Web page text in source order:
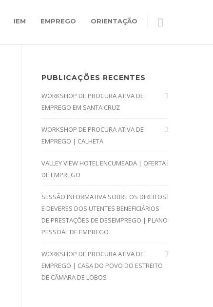
IEM EMPREGO ORIENTAÇÃO
PUBLICAÇÕES RECENTES
WORKSHOP DE PROCURA ATIVA DE
EMPREGO EM SANTA CRUZ
WORKSHOP DE PROCURA ATIVA DE
EMPREGO | CALHETA
VALLEY VIEW HOTEL ENCUMEADA | OFERTA
DE EMPREGO
SESSÃO INFORMATIVA SOBRE OS DIREITOS
E DEVERES DOS UTENTES BENEFICIÁRIOS
DE PRESTAÇÕES DE DESEMPREGO | PLANO
PESSOAL DE EMPREGO
WORKSHOP DE PROCURA ATIVA DE
EMPREGO | CASA DO POVO DO ESTREITO
DE CÂMARA DE LOBOS